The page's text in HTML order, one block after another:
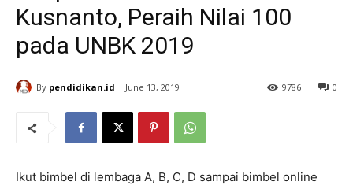
Kusnanto, Peraih Nilai 100
pada UNBK 2019
By pendidikan.id June 13, 2019 0
9786
Ikut bimbel di lembaga A, B, C, D sampai bimbel online